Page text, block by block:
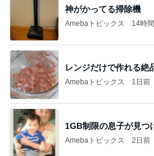
神がかってる掃除機
Amebaトピックス 14時
レンジだけで作れる絶
Amebaトピックス 1日前
1GB制限の息子が見つ
Amebaトピックス 2日前